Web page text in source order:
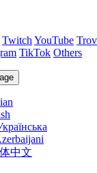
Twitch YouTube
TikTok Others
中文